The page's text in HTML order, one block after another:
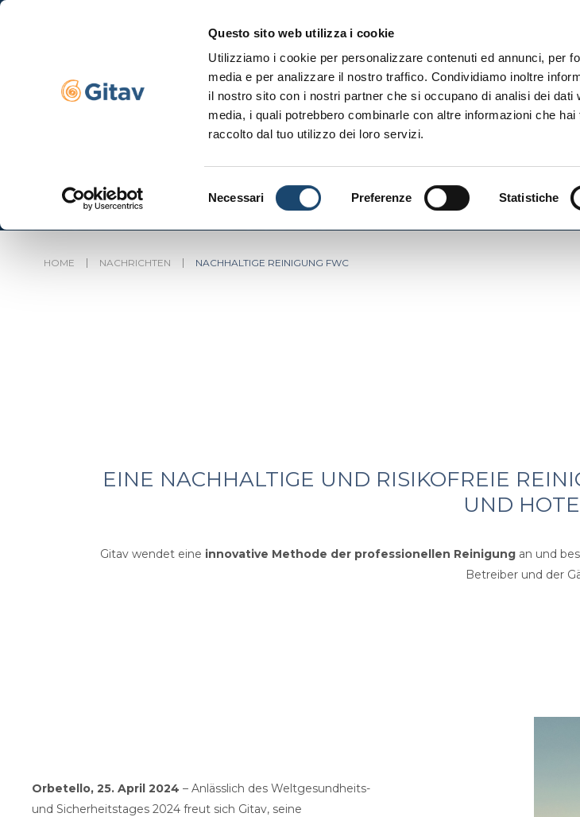
Questo sito web utilizza i cookie
Utilizziamo i cookie per personalizzare contenuti ed annunci, per
media e per analizzare il nostro traffico. Condividiamo inoltre
il nostro sito con i nostri partner che si occupano di analisi dei dati
media, i quali potrebbero combinarle con altre informazioni che
raccolto dal tuo utilizzo dei loro servizi.
del
Necessari Preferenze Statistiche
Navigazione servizi
HOME NACHRICHTEN NACHHALTIGE REINIGUNG FWC
EINE NACHHALTIGE UND RISIKOFREIE
UND
Gitav wendet eine innovative Methode der professionellen Reinigung an und
Betreiber und der
Orbetello, 25. April 2024– Anlässlich des Weltgesundheits-
und Sicherheitstages 2024 freut sich Gitav, seine